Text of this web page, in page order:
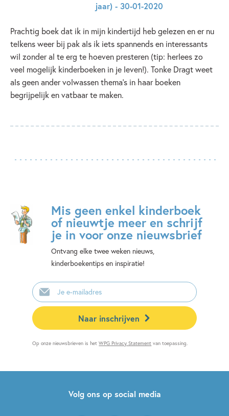
jaar) - 30-01-2020
Prachtig boek dat ik in mijn kindertijd heb gelezen en er nu
telkens weer bij pak als ik iets spannends en interessants
wil zonder al te erg te hoeven presteren (tip: herlees zo
veel mogelijk kinderboeken in je leven!). Tonke Dragt weet
als geen ander volwassen thema's in haar boeken
begrijpelijk en vatbaar te maken.
Mis geen enkel kinderboek
of nieuwtje meer en schrijf
je in voor onze nieuwsbrief
Ontvang elke twee weken nieuws,
kinderboekentips en inspiratie!
E-
mailadres
Naar inschrijven
Op onze nieuwsbrieven is hetWPG Privacy Statement van toepassing.
Volg ons op social media